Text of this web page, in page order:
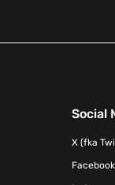
Social
X (fka
Facebook